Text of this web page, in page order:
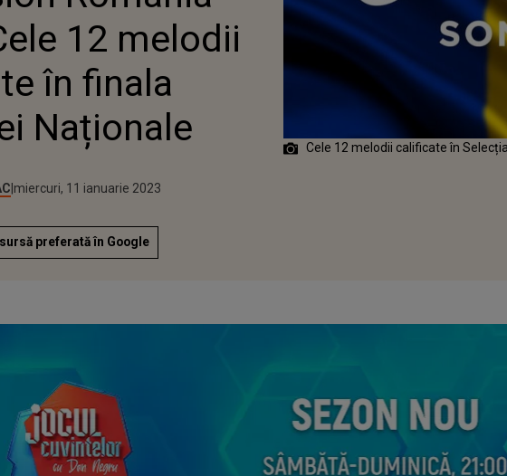
12 melodii
în finala
Naționale
Publicat:
miercuri, 11 ianuarie 2023
preferată în Google
Cele 12 melodii calificate în